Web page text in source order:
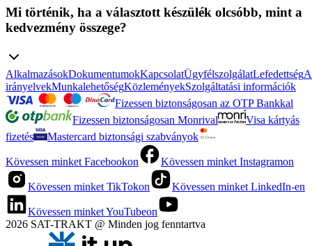
Mi történik, ha a választott készülék olcsóbb, mint a
kedvezmény összege?
AlkalmazásokDokumentumokKapcsolatÜgyfélszolgálatLefedettség
irányelvekMunkalehetőségKözleményekSzolgáltatási információk
Fizessen biztonságosan az OTP Bankkal
Fizessen biztonságosan Monrival
Visa kártyás
fizetés
Mastercard biztonsági szabványok
Kövessen minket Facebookon Kövessen minket Instagramon
Kövessen minket TikTokon Kövessen minket LinkedIn-en
Kövessen minket YouTubeon
2026 SAT-TRAKT @ Minden jog fenntartva